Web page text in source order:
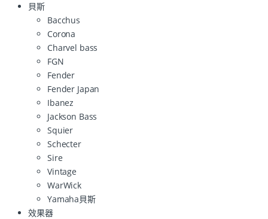
貝斯
Bacchus
Corona
Charvel bass
FGN
Fender
Fender Japan
Ibanez
Jackson Bass
Squier
Schecter
Sire
Vintage
WarWick
Yamaha貝斯
效果器